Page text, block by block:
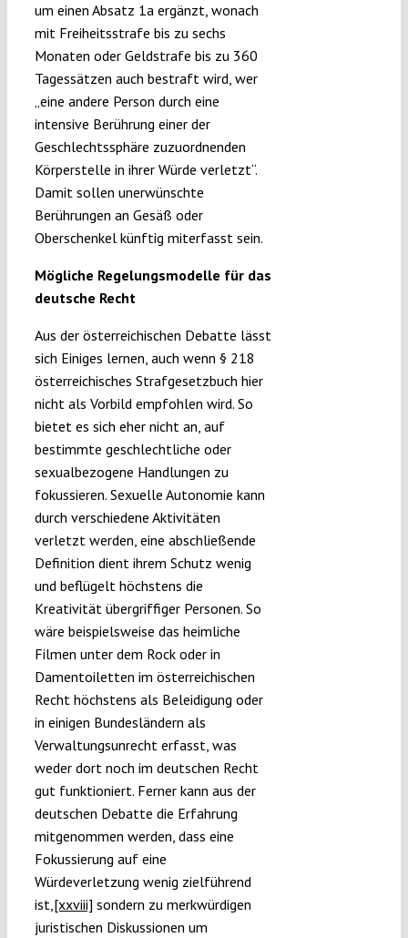
um einen Absatz 1a ergänzt, wonach
mit Freiheitsstrafe bis zu sechs
Monaten oder Geldstrafe bis zu 360
Tagessätzen auch bestraft wird, wer
„eine andere Person durch eine
intensive Berührung einer der
Geschlechtssphäre zuzuordnenden
Körperstelle in ihrer Würde verletzt“.
Damit sollen unerwünschte
Berührungen an Gesäß oder
Oberschenkel künftig miterfasst sein.
Mögliche Regelungsmodelle für das
deutsche Recht
Aus der österreichischen Debatte lässt
sich Einiges lernen, auch wenn § 218
österreichisches Strafgesetzbuch hier
nicht als Vorbild empfohlen wird. So
bietet es sich eher nicht an, auf
bestimmte geschlechtliche oder
sexualbezogene Handlungen zu
fokussieren. Sexuelle Autonomie kann
durch verschiedene Aktivitäten
verletzt werden, eine abschließende
Definition dient ihrem Schutz wenig
und beflügelt höchstens die
Kreativität übergriffiger Personen. So
wäre beispielsweise das heimliche
Filmen unter dem Rock oder in
Damentoiletten im österreichischen
Recht höchstens als Beleidigung oder
in einigen Bundesländern als
Verwaltungsunrecht erfasst, was
weder dort noch im deutschen Recht
gut funktioniert. Ferner kann aus der
deutschen Debatte die Erfahrung
mitgenommen werden, dass eine
Fokussierung auf eine
Würdeverletzung wenig zielführend
ist,[xxviii] sondern zu merkwürdigen
juristischen Diskussionen um